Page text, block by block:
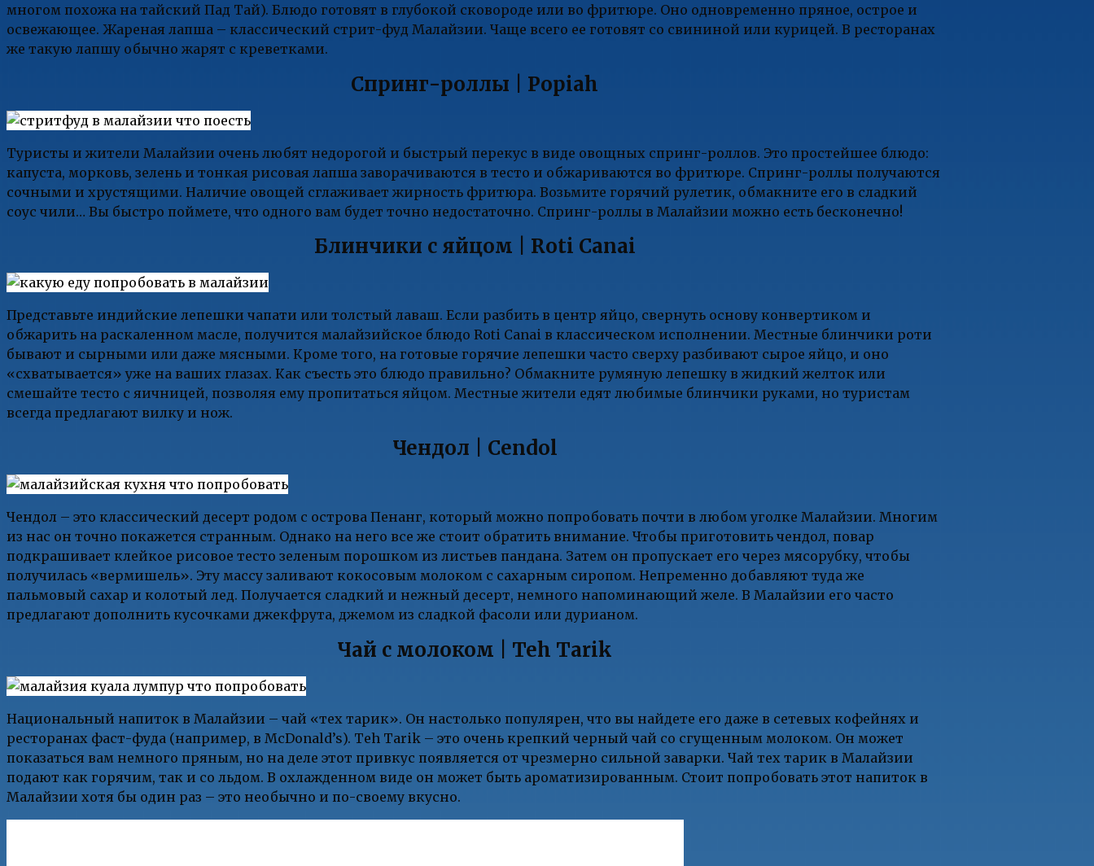
многом похожа на тайский Пад Тай). Блюдо готовят в глубокой сковороде или во фритюре. Оно одновременно пряное, острое и
освежающее. Жареная лапша – классический стрит-фуд Малайзии. Чаще всего ее готовят со свининой или курицей. В ресторанах
же такую лапшу обычно жарят с креветками.
Спринг-роллы | Popiah
Туристы и жители Малайзии очень любят недорогой и быстрый перекус в виде овощных спринг-роллов. Это простейшее блюдо:
капуста, морковь, зелень и тонкая рисовая лапша заворачиваются в тесто и обжариваются во фритюре. Спринг-роллы получаются
сочными и хрустящими. Наличие овощей сглаживает жирность фритюра. Возьмите горячий рулетик, обмакните его в сладкий
соус чили… Вы быстро поймете, что одного вам будет точно недостаточно. Спринг-роллы в Малайзии можно есть бесконечно!
Блинчики с яйцом | Roti Canai
Представьте индийские лепешки чапати или толстый лаваш. Если разбить в центр яйцо, свернуть основу конвертиком и
обжарить на раскаленном масле, получится малайзийское блюдо Roti Canai в классическом исполнении. Местные блинчики роти
бывают и сырными или даже мясными. Кроме того, на готовые горячие лепешки часто сверху разбивают сырое яйцо, и оно
«схватывается» уже на ваших глазах. Как съесть это блюдо правильно? Обмакните румяную лепешку в жидкий желток или
смешайте тесто с яичницей, позволяя ему пропитаться яйцом. Местные жители едят любимые блинчики руками, но туристам
всегда предлагают вилку и нож.
Чендол | Cendol
Чендол – это классический десерт родом с острова Пенанг, который можно попробовать почти в любом уголке Малайзии. Многим
из нас он точно покажется странным. Однако на него все же стоит обратить внимание. Чтобы приготовить чендол, повар
подкрашивает клейкое рисовое тесто зеленым порошком из листьев пандана. Затем он пропускает его через мясорубку, чтобы
получилась «вермишель». Эту массу заливают кокосовым молоком с сахарным сиропом. Непременно добавляют туда же
пальмовый сахар и колотый лед. Получается сладкий и нежный десерт, немного напоминающий желе. В Малайзии его часто
предлагают дополнить кусочками джекфрута, джемом из сладкой фасоли или дурианом.
Чай с молоком | Teh Tarik
Национальный напиток в Малайзии – чай «тех тарик». Он настолько популярен, что вы найдете его даже в сетевых кофейнях и
ресторанах фаст-фуда (например, в McDonald’s). Teh Tarik – это очень крепкий черный чай со сгущенным молоком. Он может
показаться вам немного пряным, но на деле этот привкус появляется от чрезмерно сильной заварки. Чай тех тарик в Малайзии
подают как горячим, так и со льдом. В охлажденном виде он может быть ароматизированным. Стоит попробовать этот напиток в
Малайзии хотя бы один раз – это необычно и по-своему вкусно.